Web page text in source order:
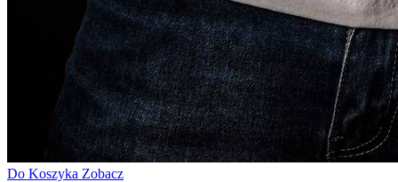
Do Koszyka Zobacz